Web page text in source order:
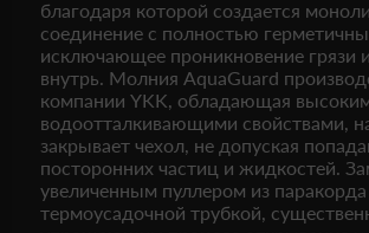
благодаря которой создается
соединение с полностью
исключающее проникновение грязи
внутрь. Молния AquaGuard
компании YKK, обладающая
водоотталкивающими свойствами,
закрывает чехол, не допуская
посторонних частиц и жидкостей.
увеличенным пуллером из паракорда
термоусадочной трубкой,